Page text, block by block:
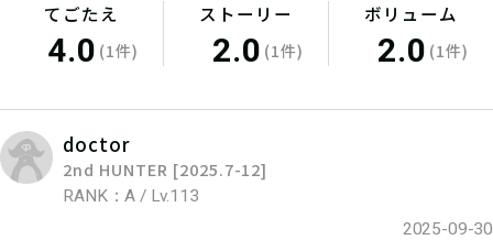
05 2.参加表明をする
報酬をGETしよう！
てごたえ
4.0 (1件)
ストーリー
2.0 (1件)
ボリューム
2.0 (1件)
doctor
2nd HUNTER [2025.7-12]
RANK：A / Lv.113
2025-09-30